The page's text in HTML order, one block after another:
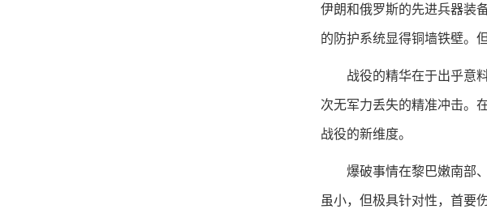
伊朗和俄罗斯的先进兵器装
的防护系统显得铜墙铁壁。
战役的精华在于出乎意料
次无军力丢失的精准冲击。
战役的新维度。
爆破事情在黎巴嫩南部、
虽小，但极具针对性，首要